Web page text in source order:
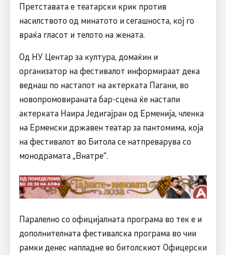
Претставата е театарски крик против
насилството од минатото и сегашноста, кој го
враќа гласот и телото на жената.
Од НУ Центар за култура, домаќин и
организатор на фестивалот информираат дека
веднаш по настапот на актерката Пагани, во
новопромовираната бар-сцена ќе настапи
актерката Наира Једигајран од Ерменија, членка
на Ерменски државен театар за пантомима, која
на фестивалот во Битола се натпреварува со
монодрамата „Внатре“.
Паралелно со официјалната програма во тек е и
дополнителната фестивалска програма во чии
рамки денес напладне во битолскиот Офицерски